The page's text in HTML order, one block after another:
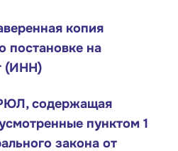
копия
постановке на
(ИНН)
содержащая
пунктом 1
закона от